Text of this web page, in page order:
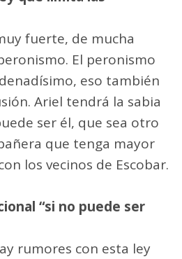
fuerte, de mucha
El peronismo
eso también
Ariel tendrá la sabia
ser él, que sea otro
que tenga mayor
los vecinos de Escobar.
“si no puede ser
rumores con esta ley